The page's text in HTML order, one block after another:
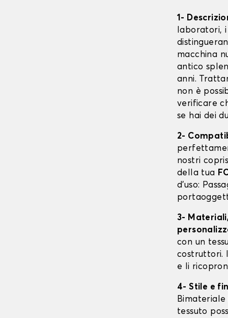
1-
laboratori, i
macchina
antico
anni.
non è
verificare
se hai dei
2-
nostri
della tua
d’uso:
3-
con un
costruttori.
e li
4- Stile e
Bimateriale
tessuto